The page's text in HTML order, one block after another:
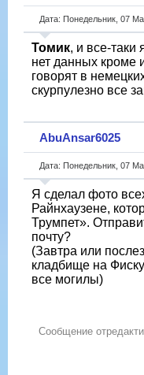
Дата: Понедельник, 07
Томик, и все-таки
нет данных кроме
говорят в
скурпулезно все
AbuAnsar6025
Дата: Понедельник, 07
Я сделал фото
Райнхаузене,
Трумпет».
почту?
(Завтра или
кладбище на
все могилы)
Сообщение